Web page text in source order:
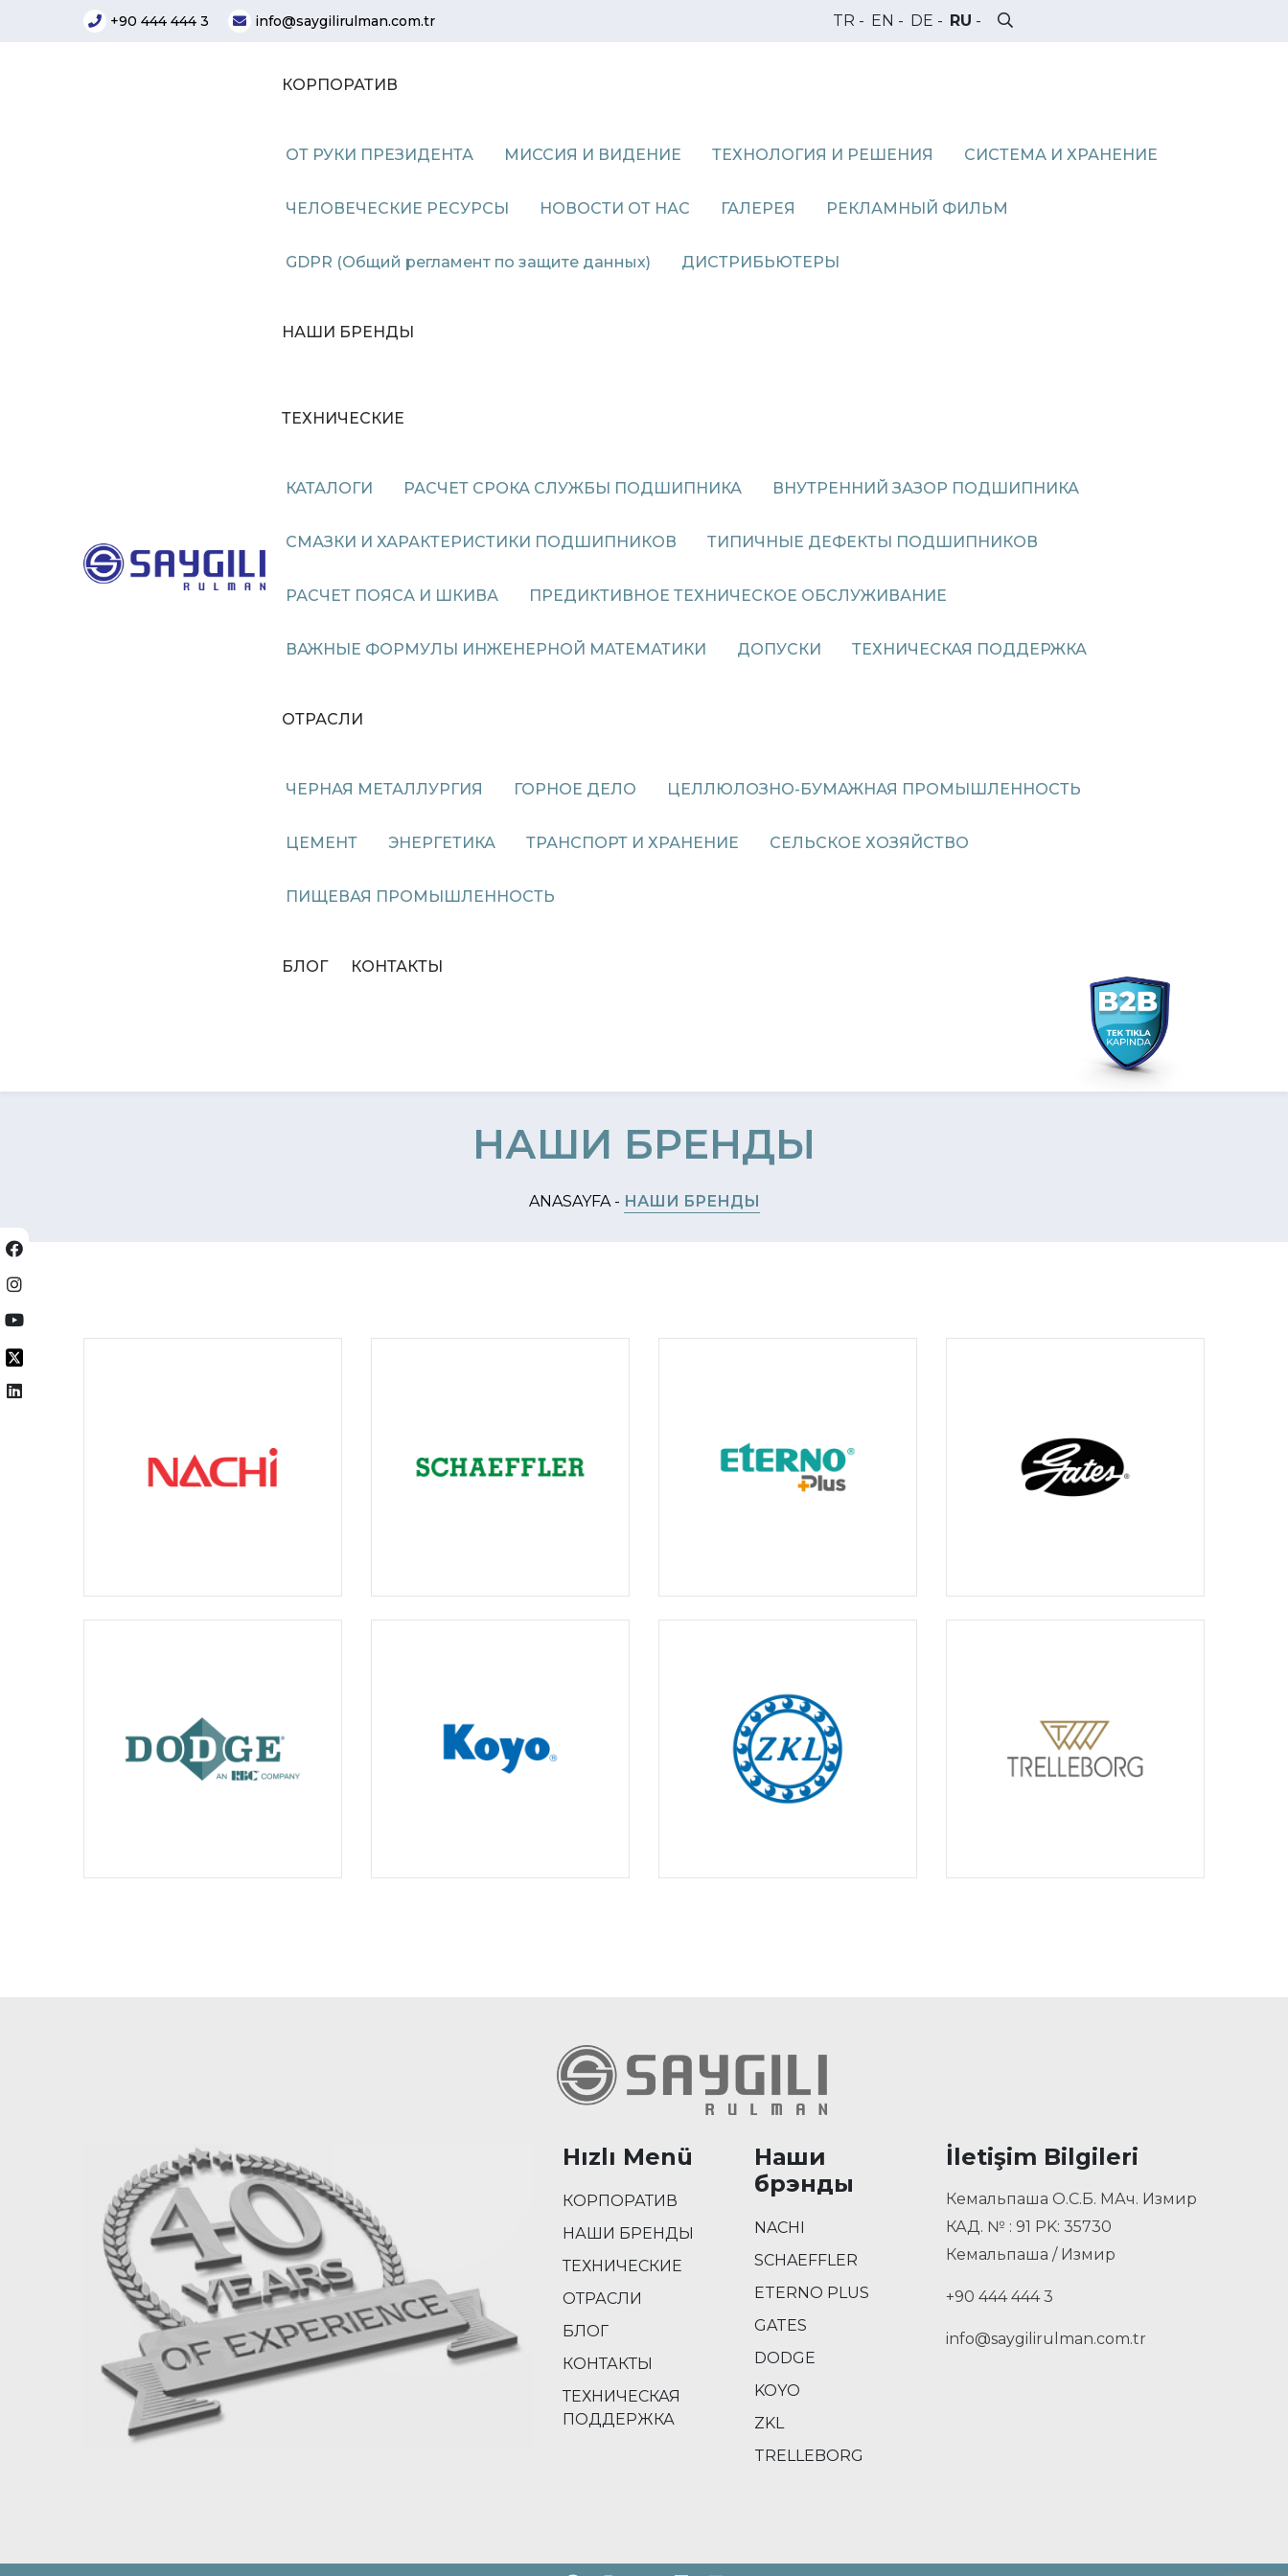
+90 444 444 3 info@saygilirulman.com.tr TR - EN - DE - RU -
КОРПОРАТИВ
ОТ РУКИ ПРЕЗИДЕНТА МИССИЯ И ВИДЕНИЕ ТЕХНОЛОГИЯ И РЕШЕНИЯ СИСТЕМА И ХРАНЕНИЕ
ЧЕЛОВЕЧЕСКИЕ РЕСУРСЫ НОВОСТИ ОТ НАС ГАЛЕРЕЯ РЕКЛАМНЫЙ ФИЛЬМ
GDPR (Общий регламент по защите данных) ДИСТРИБЬЮТЕРЫ
НАШИ БРЕНДЫ
ТЕХНИЧЕСКИЕ
КАТАЛОГИ РАСЧЕТ СРОКА СЛУЖБЫ ПОДШИПНИКА ВНУТРЕННИЙ ЗАЗОР ПОДШИПНИКА
СМАЗКИ И ХАРАКТЕРИСТИКИ ПОДШИПНИКОВ ТИПИЧНЫЕ ДЕФЕКТЫ ПОДШИПНИКОВ
РАСЧЕТ ПОЯСА И ШКИВА ПРЕДИКТИВНОЕ ТЕХНИЧЕСКОЕ ОБСЛУЖИВАНИЕ
ВАЖНЫЕ ФОРМУЛЫ ИНЖЕНЕРНОЙ МАТЕМАТИКИ ДОПУСКИ ТЕХНИЧЕСКАЯ ПОДДЕРЖКА
ОТРАСЛИ
ЧЕРНАЯ МЕТАЛЛУРГИЯ ГОРНОЕ ДЕЛО ЦЕЛЛЮЛОЗНО-БУМАЖНАЯ ПРОМЫШЛЕННОСТЬ
ЦЕМЕНТ ЭНЕРГЕТИКА ТРАНСПОРТ И ХРАНЕНИЕ СЕЛЬСКОЕ ХОЗЯЙСТВО
ПИЩЕВАЯ ПРОМЫШЛЕННОСТЬ
БЛОГ КОНТАКТЫ
НАШИ БРЕНДЫ
ANASAYFA - НАШИ БРЕНДЫ
Hızlı Menü
КОРПОРАТИВ
НАШИ БРЕНДЫ
ТЕХНИЧЕСКИЕ
ОТРАСЛИ
БЛОГ
КОНТАКТЫ
ТЕХНИЧЕСКАЯ
ПОДДЕРЖКА
Наши
брэнды
NACHI
SCHAEFFLER
ETERNO PLUS
GATES
DODGE
KOYO
ZKL
TRELLEBORG
İletişim Bilgileri
Кемальпаша О.С.Б. МАч. Измир
КАД. № : 91 PK: 35730
Кемальпаша / Измир
+90 444 444 3
info@saygilirulman.com.tr